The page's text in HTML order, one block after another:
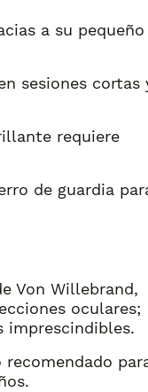
a su pequeño
sesiones cortas
requiere
de guardia
Von Willebrand,
oculares;
imprescindibles.